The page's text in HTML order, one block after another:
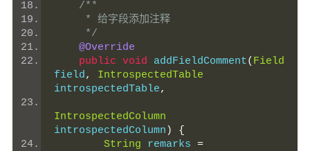
/**
     * 给字段添加注释
     */
@Override
public void addFieldComment( Field
field,
IntrospectedTable
introspectedTable,
IntrospectedColumn
introspectedColumn )
{
String remarks =